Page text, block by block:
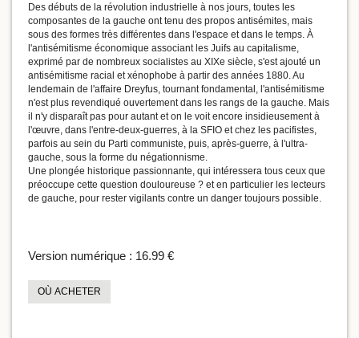
Des débuts de la révolution industrielle à nos jours, toutes les
composantes de la gauche ont tenu des propos antisémites, mais
sous des formes très différentes dans l'espace et dans le temps. À
l'antisémitisme économique associant les Juifs au capitalisme,
exprimé par de nombreux socialistes au XIXe siècle, s'est ajouté un
antisémitisme racial et xénophobe à partir des années 1880. Au
lendemain de l'affaire Dreyfus, tournant fondamental, l'antisémitisme
n'est plus revendiqué ouvertement dans les rangs de la gauche. Mais
il n'y disparaît pas pour autant et on le voit encore insidieusement à
l'œuvre, dans l'entre-deux-guerres, à la SFIO et chez les pacifistes,
parfois au sein du Parti communiste, puis, après-guerre, à l'ultra-
gauche, sous la forme du négationnisme.
Une plongée historique passionnante, qui intéressera tous ceux que
préoccupe cette question douloureuse ? et en particulier les lecteurs
de gauche, pour rester vigilants contre un danger toujours possible.
Version numérique : 16.99 €
OÙ ACHETER